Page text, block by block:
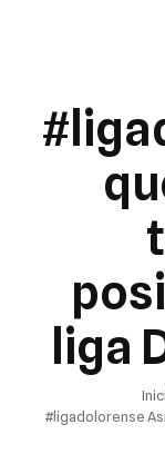
liga
#ligadolorense